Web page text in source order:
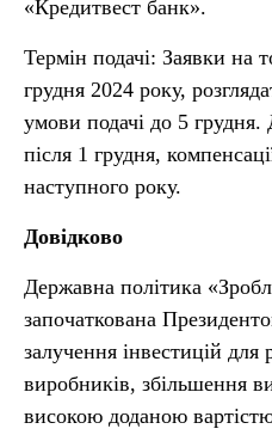
«Кредитвест банк».
Термін подачі: Заявки на
грудня 2024 року,
умови подачі до 5 грудня.
після 1 грудня,
наступного року.
Довідково
Державна політика
започаткована
залучення інвестицій для
виробників, збільшення
високою доданою